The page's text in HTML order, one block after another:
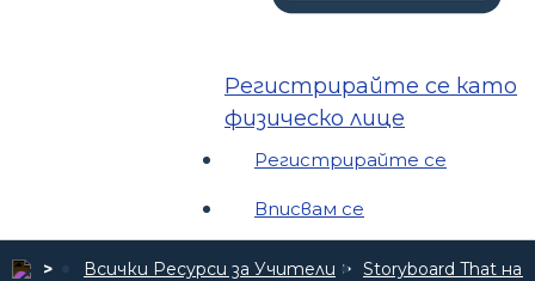
Регистрирайте се като
физическо лице
Регистрирайте се
Вписвам се
Всички Ресурси за Учители Storyboard That